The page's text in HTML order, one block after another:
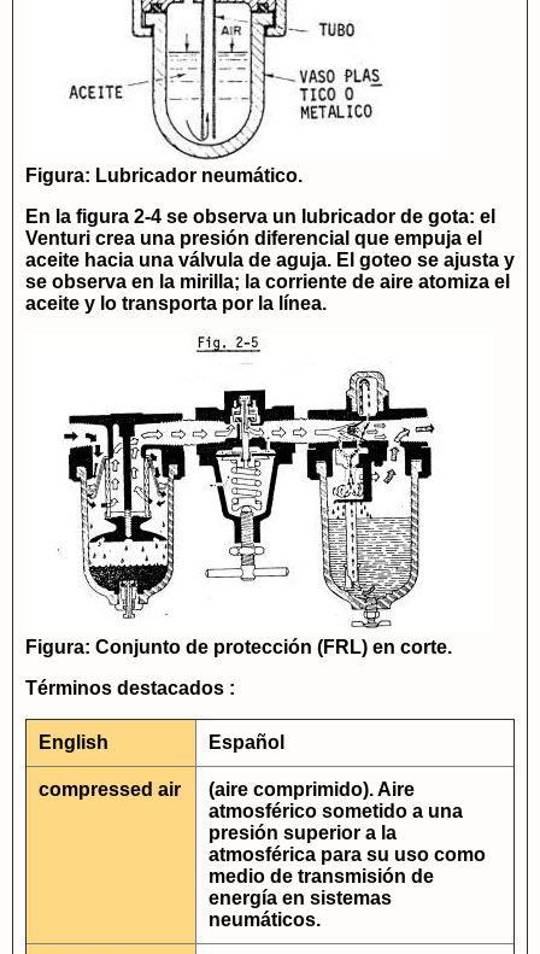
Figura: Lubricador neumático.
En la figura 2-4 se observa un lubricador de gota: el
Venturi crea una presión diferencial que empuja el
aceite hacia una válvula de aguja. El goteo se ajusta y
se observa en la mirilla; la corriente de aire atomiza el
aceite y lo transporta por la línea.
Figura: Conjunto de protección (FRL) en corte.
Términos destacados :
English Español
compressed air
(aire comprimido). Aire
atmosférico sometido a una
presión superior a la
atmosférica para su uso como
medio de transmisión de
energía en sistemas
neumáticos.